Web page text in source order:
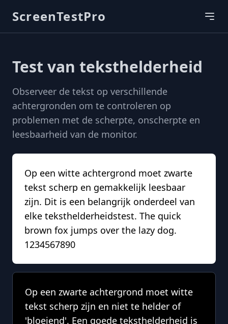
ScreenTestPro
Test van teksthelderheid
Observeer de tekst op verschillende
achtergronden om te controleren op
problemen met de scherpte, onscherpte en
leesbaarheid van de monitor.
Op een witte achtergrond moet zwarte
tekst scherp en gemakkelijk leesbaar
zijn. Dit is een belangrijk onderdeel van
elke teksthelderheidstest. The quick
brown fox jumps over the lazy dog.
1234567890
Op een zwarte achtergrond moet witte
tekst scherp zijn en niet te helder of
'bloeiend'. Een goede teksthelderheid is